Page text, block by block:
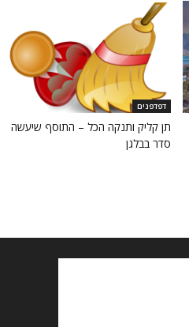
דפדפנים
תן קליק ותנקה הכל – התוסף שיעשה
סדר בבלגן